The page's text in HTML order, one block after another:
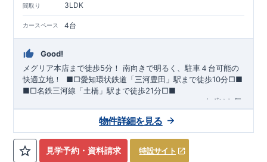
え、アフターサービスを外部の業者に委託せず、東栄住宅グル
ープ「東栄ホームサービス株式会社」にて責任をもって対応い
間取り 3LDK
カースペース 4台
Good!
メグリア本店まで徒歩5分！ ​南向きで明るく、駐車４台可能の
快適立地！
■□愛知環状鉄道「三河豊田」駅まで徒歩10分□■
■□名鉄三河線「土橋」駅まで徒歩21分□■
まずはお気
ー・ーーー・ーーー・ーーー・ーーー・ーーー ​
おすすめポイント★​
・キッズデザイン賞を受賞した土間ルームを採用！ ​雨・気温
を気にせず過ごせるお子様やペットの遊び ​​ スペースや、
DIY
・お友達とのおしゃべり空間に！​ ​・混みがちな朝でも家族
見学予約・資料請求 特設サイト
物件詳細を見る